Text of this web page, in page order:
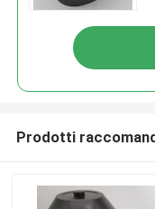
Prodotti